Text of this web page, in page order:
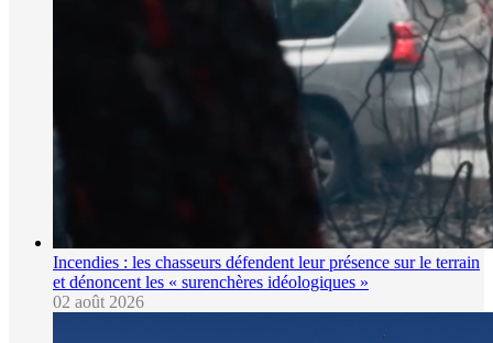
Incendies : les chasseurs défendent leur présence sur le terrain
et dénoncent les « surenchères idéologiques »
02 août 2026